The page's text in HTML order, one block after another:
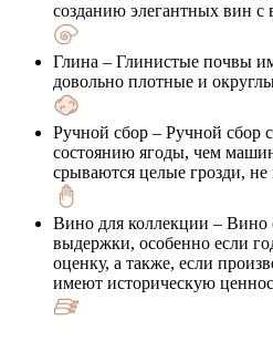
созданию элегантных вин
Глина – Глинистые почвы
довольно плотные и
Ручной сбор – Ручной сбор
состоянию ягоды, чем
срываются целые грозди,
Вино для коллекции – Вино
выдержки, особенно если
оценку, а также, если
имеют историческую